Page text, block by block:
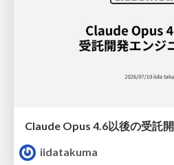
iidatakuma